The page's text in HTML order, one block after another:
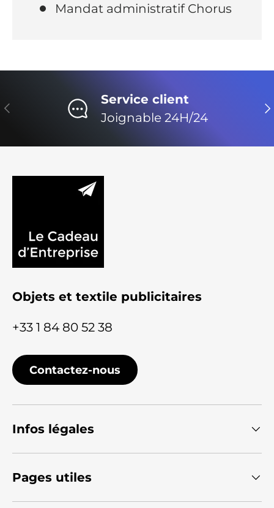
Mandat administratif Chorus
Précédent
Service client
Joignable 24H/24
Objets et textile publicitaires
+33 1 84 80 52 38
Contactez-nous
Infos légales
Pages utiles